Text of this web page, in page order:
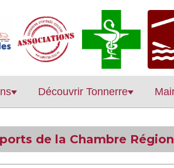
Découvrir Tonnerre
de la Chambre